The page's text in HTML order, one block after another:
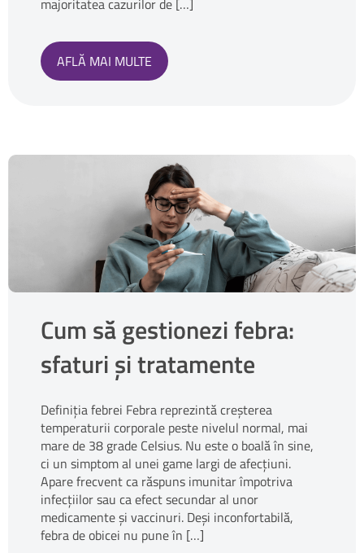
AFLĂ MAI MULTE
Cum să gestionezi febra:
sfaturi și tratamente
Definiția febrei Febra reprezintă creșterea
temperaturii corporale peste nivelul normal, mai
mare de 38 grade Celsius. Nu este o boală în sine,
ci un simptom al unei game largi de afecțiuni.
Apare frecvent ca răspuns imunitar împotriva
infecțiilor sau ca efect secundar al unor
medicamente și vaccinuri. Deși inconfortabilă,
febra de obicei nu pune în […]